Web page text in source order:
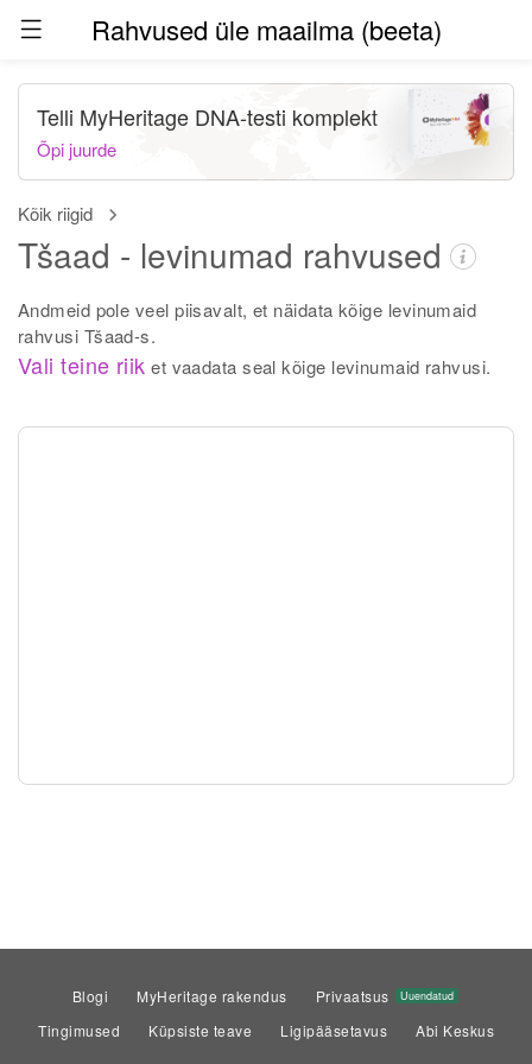
Rahvused üle maailma (beeta)
Kõik riigid
Tšaad - levinumad rahvused
Andmeid pole veel piisavalt, et näidata kõige levinumaid
rahvusi Tšaad-s.
Vali teine riik et vaadata seal kõige levinumaid rahvusi.
Telli MyHeritage DNA-testi komplekt
Õpi juurde
Blogi MyHeritage rakendus Privaatsus Uuendatud
Tingimused Küpsiste teave Ligipääsetavus Abi Keskus